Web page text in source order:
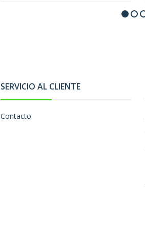
SERVICIO AL CLIENTE
Contacto